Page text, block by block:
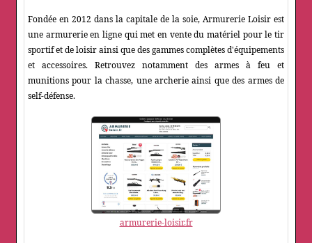
Fondée en 2012 dans la capitale de la soie, Armurerie Loisir est
une armurerie en ligne qui met en vente du matériel pour le tir
sportif et de loisir ainsi que des gammes complètes d'équipements
et accessoires. Retrouvez notamment des armes à feu et
munitions pour la chasse, une archerie ainsi que des armes de
self-défense.
armurerie-loisir.fr